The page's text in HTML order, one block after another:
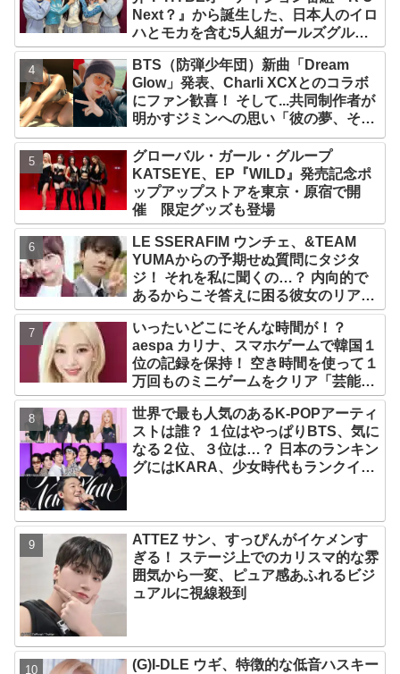
Next？』から誕生した、日本人のイロ
ハとモカを含む5人組ガールズグルー
プ！ デビュー曲「Magnetic」がいき
なりの大ヒット
BTS（防弾少年団）新曲「Dream
Glow」発表、Charli XCXとのコラボ
にファン歓喜！ そして...共同制作者が
明かすジミンへの思い「彼の夢、そし
て彼の絶望から生まれた歌」
グローバル・ガール・グループ
KATSEYE、EP『WILD』発売記念ポ
ップアップストアを東京・原宿で開
催 限定グッズも登場
LE SSERAFIM ウンチェ、&TEAM
YUMAからの予期せぬ質問にタジタ
ジ！ それを私に聞くの…？ 内向的で
あるからこそ答えに困る彼女のリアク
ションがかわいすぎる
いったいどこにそんな時間が！？
aespa カリナ、スマホゲームで韓国１
位の記録を保持！ 空き時間を使って１
万回ものミニゲームをクリア「芸能人
たちが時間がないと言っているのは全
部嘘」
世界で最も人気のあるK-POPアーティ
ストは誰？ １位はやっぱりBTS、気に
なる２位、３位は…？ 日本のランキン
グにはKARA、少女時代もランクイ
ATTEZ サン、すっぴんがイケメンす
ぎる！ ステージ上でのカリスマ的な雰
囲気から一変、ピュア感あふれるビジ
ュアルに視線殺到
(G)I-DLE ウギ、特徴的な低音ハスキー